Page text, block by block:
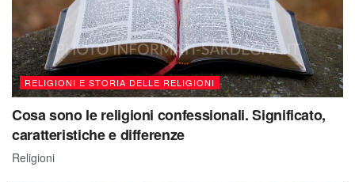
RELIGIONI E STORIA DELLE RELIGIONI
Cosa sono le religioni confessionali. Significato,
caratteristiche e differenze
Religioni